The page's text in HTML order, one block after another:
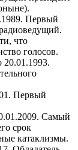
Первый
что
голосов.
Первый
Самый
срок
катаклизмы.